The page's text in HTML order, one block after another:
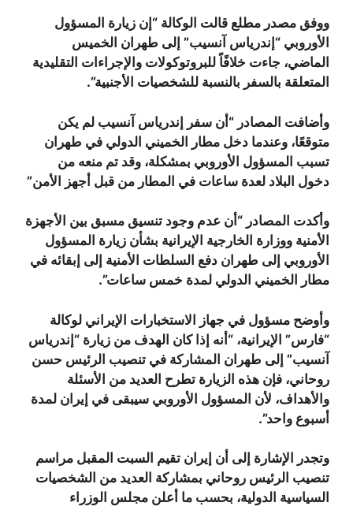
ووفق مصدر مطلع قالت الوكالة “إن زيارة المسؤول
الأوروبي “إندرياس آنسيب” إلى طهران الخميس
الماضي، جاءت خلافًاً للبروتوكولات والإجراءات التقليدية
المتعلقة بالسفر بالنسبة للشخصيات الأجنبية”.
وأضافت المصادر “أن سفر إندرياس آنسيب لم يكن
متوقعًا، وعندما دخل مطار الخميني الدولي في طهران
تسبب المسؤول الأوروبي بمشكلة، وقد تم منعه من
دخول البلاد لعدة ساعات في المطار من قبل أجهز الأمن”
وأكدت المصادر “أن عدم وجود تنسيق مسبق بين الأجهزة
الأمنية ووزارة الخارجية الإيرانية بشأن زيارة المسؤول
الأوروبي إلى طهران دفع السلطات الأمنية إلى إبقائه في
مطار الخميني الدولي لمدة خمس ساعات”.
وأوضح مسؤول في جهاز الاستخبارات الإيراني لوكالة
“فارس” الإيرانية، “أنه إذا كان الهدف من زيارة “إندرياس
آنسيب” إلى طهران المشاركة في تنصيب الرئيس حسن
روحاني، فإن هذه الزيارة تطرح العديد من الأسئلة
والأهداف، لأن المسؤول الأوروبي سيبقى في إيران لمدة
أسبوع واحد”.
وتجدر الإشارة إلى أن إيران تقيم السبت المقبل مراسم
تنصيب الرئيس روحاني بمشاركة العديد من الشخصيات
السياسية الدولية، بحسب ما أعلن مجلس الوزراء